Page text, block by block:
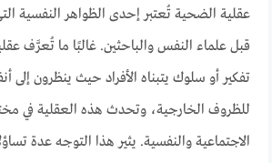
عقلية الضحية تُعتبر إحدى الظواهر النفسية
قبل علماء النفس والباحثين. غالبًا ما تُعرَّف
تفكير أو سلوك يتبناه الأفراد حيث ينظرون إلى
للظروف الخارجية، وتحدث هذه العقلية في
الاجتماعية والنفسية. يثير هذا التوجه عدة